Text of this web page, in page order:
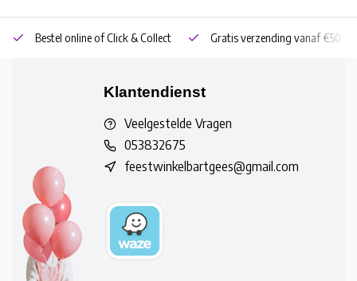
Bestel online of Click & Collect Gratis verzending vanaf €50
Klantendienst
Veelgestelde Vragen
053832675
feestwinkelbartgees@gmail.com